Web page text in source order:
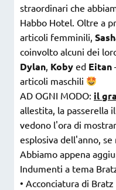
straordinari che
Habbo Hotel. Oltre a
articoli femminili,
coinvolto alcuni dei
Dylan, Koby ed Eitan
articoli maschili
AD OGNI MODO: il
allestita, la passerella
vedono l'ora di
esplosiva dell'anno, se
Abbiamo appena
Indumenti a tema
• Acconciatura di